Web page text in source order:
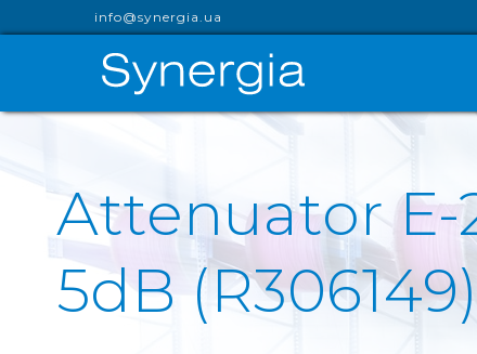
info@synergia.ua
Attenuator E-
5dB (R306149)